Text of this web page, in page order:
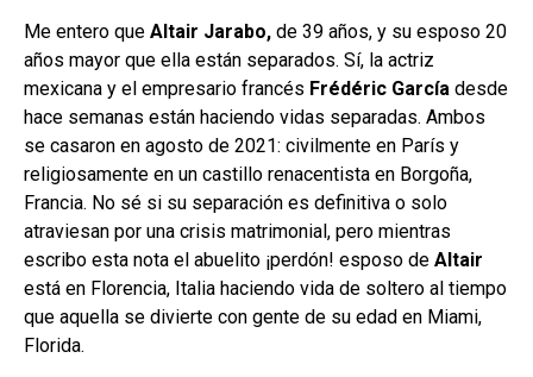
Me entero que Altair Jarabo, de 39 años, y su esposo 20
años mayor que ella están separados. Sí, la actriz
mexicana y el empresario francés Frédéric García desde
hace semanas están haciendo vidas separadas. Ambos
se casaron en agosto de 2021: civilmente en París y
religiosamente en un castillo renacentista en Borgoña,
Francia. No sé si su separación es definitiva o solo
atraviesan por una crisis matrimonial, pero mientras
escribo esta nota el abuelito ¡perdón! esposo de Altair
está en Florencia, Italia haciendo vida de soltero al tiempo
que aquella se divierte con gente de su edad en Miami,
Florida.